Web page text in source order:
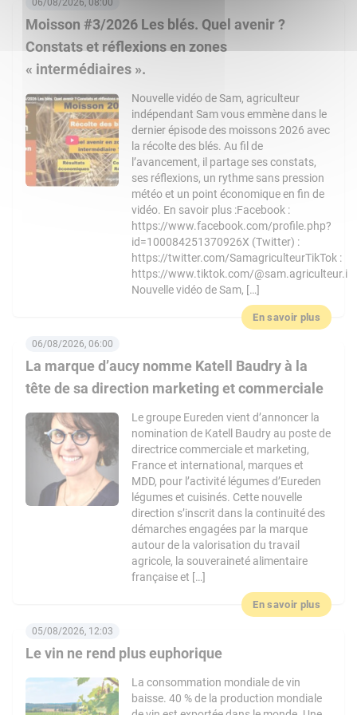
Moisson #3/2026 Les blés. Quel avenir ?
Constats et réflexions en zones
« intermédiaires ».
06/08/2026, 08:00
Nouvelle vidéo de Sam, agriculteur
indépendant Sam vous emmène dans le
dernier épisode des moissons 2026 avec
la récolte des blés. Au fil de
l’avancement, il partage ses constats,
ses réflexions, un rythme sans pression
météo et un point économique en fin de
vidéo. En savoir plus :Facebook :
https://www.facebook.com/profile.php?
id=100084251370926X (Twitter) :
https://twitter.com/SamagriculteurTikTok :
https://www.tiktok.com/@sam.agriculteur.i
Nouvelle vidéo de Sam, […]
En savoir plus
La marque d’aucy nomme Katell Baudry à la
tête de sa direction marketing et commerciale
06/08/2026, 06:00
Le groupe Eureden vient d’annoncer la
nomination de Katell Baudry au poste de
directrice commerciale et marketing,
France et international, marques et
MDD, pour l’activité légumes d’Eureden
légumes et cuisinés. Cette nouvelle
direction s’inscrit dans la continuité des
démarches engagées par la marque
autour de la valorisation du travail
agricole, la souveraineté alimentaire
française et […]
En savoir plus
Le vin ne rend plus euphorique
05/08/2026, 12:03
La consommation mondiale de vin
baisse. 40 % de la production mondiale